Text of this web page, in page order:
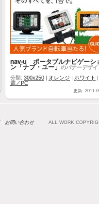
nav-u ポータブルナビゲーシ
ン「ナブ・ユー」のバナーデザ
分類: 300x250 オレンジ ホワイト
電／PC
更新:
お問い合わせ ALL WORK